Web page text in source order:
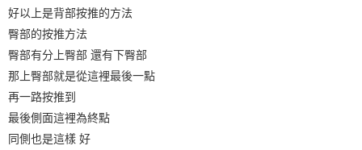
好以上是背部按推的方法
臀部的按推方法
臀部有分上臀部 還有下臀部
那上臀部就是從這裡最後一點
再一路按推到
最後側面這裡為終點
同側也是這樣 好